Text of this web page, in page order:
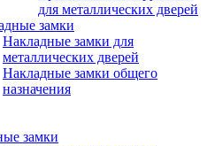
для металлических дверей
замки
Накладные замки для
металлических дверей
Накладные замки общего
назначения
замки